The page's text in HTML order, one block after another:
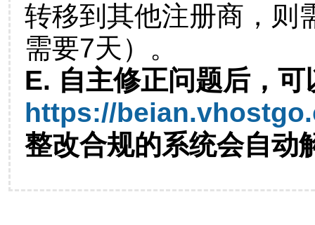
转移到其他注册商，则
需要7天）。
E. 自主修正问题后，可
https://
整改合规的系统会自动